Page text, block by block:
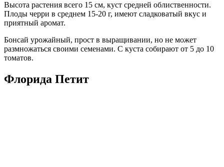
Высота растения всего 15 см, куст средней облиственности.
Плоды черри в среднем 15-20 г, имеют сладковатый вкус и
приятный аромат.
Бонсай урожайный, прост в выращивании, но не может
размножаться своими семенами. С куста собирают от 5 до 10
томатов.
Флорида Петит